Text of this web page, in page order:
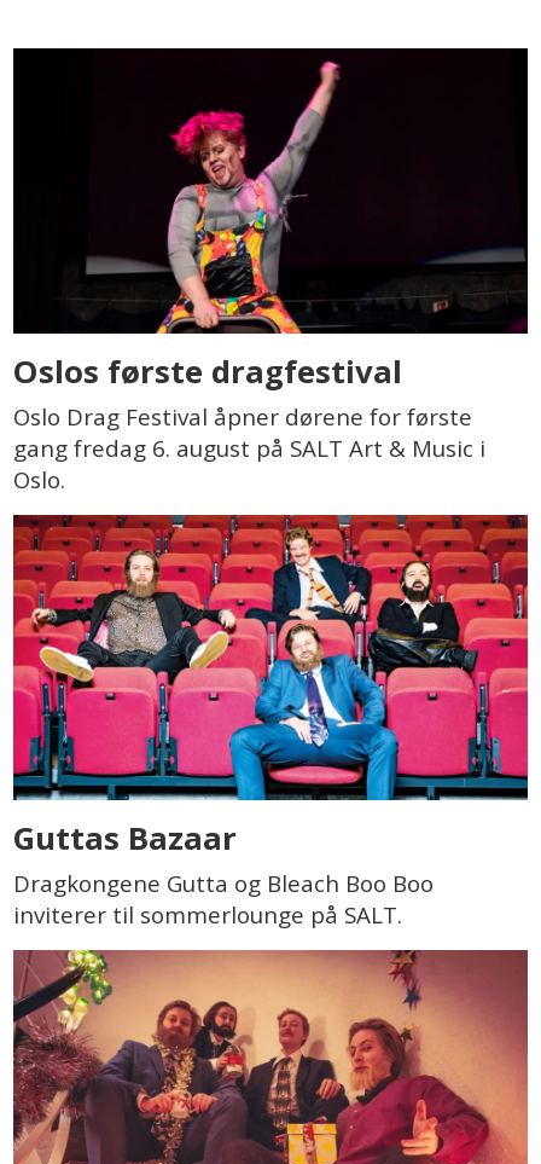
Oslos første dragfestival
Oslo Drag Festival åpner dørene for første
gang fredag 6. august på SALT Art & Music i
Oslo.
Guttas Bazaar
Dragkongene Gutta og Bleach Boo Boo
inviterer til sommerlounge på SALT.